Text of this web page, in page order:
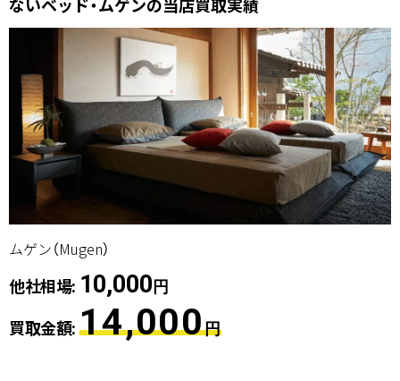
ないベッド・ムゲンの当店買取実績
ムゲン（Mugen）
他社相場: 10,000円
買取金額:14,000円